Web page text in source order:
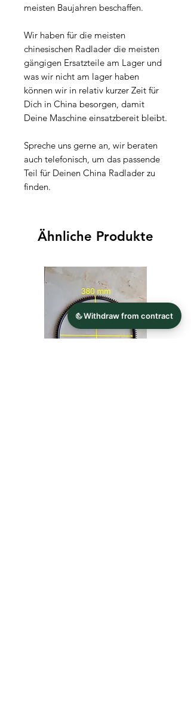
meisten Baujahren beschaffen.
Wir haben für die meisten
chinesischen Radlader die meisten
gängigen Ersatzteile am Lager und
was wir nicht am lager haben
können wir in relativ kurzer Zeit für
Dich in China besorgen, damit
Deine Maschine einsatzbereit bleibt.
Spreche uns gerne an, wir beraten
auch telefonisch, um das passende
Teil für Deinen China Radlader zu
finden.
Ähnliche Produkte